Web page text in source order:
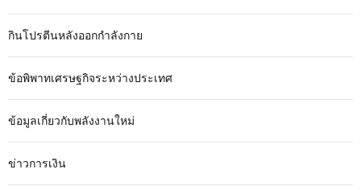
กินโปรตีนหลังออกกำลังกาย
ข้อพิพาทเศรษฐกิจระหว่างประเทศ
ข้อมูลเกี่ยวกับพลังงานใหม่
ข่าวการเงิน